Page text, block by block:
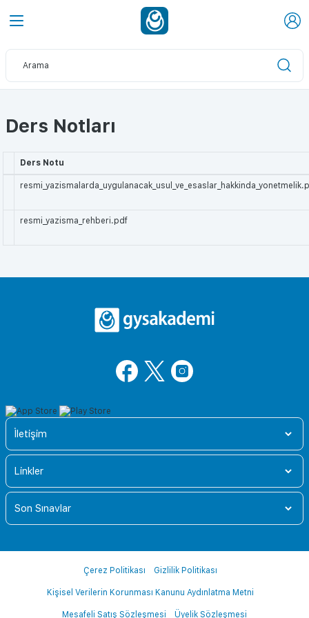
Ders Notları
Ders Notu
resmi_yazisma_rehberi.pdf
İletişim
Linkler
Son Sınavlar
Çerez Politikası Gizlilik Politikası
Kişisel Verilerin Korunması Kanunu Aydınlatma Metni
Mesafeli Satış Sözleşmesi Üyelik Sözleşmesi